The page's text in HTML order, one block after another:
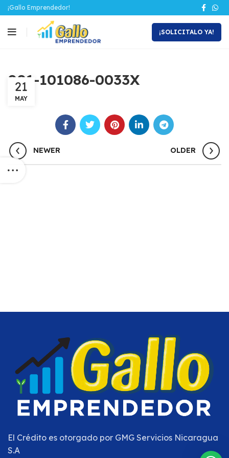
¡Gallo Emprendedor!
¡SOLICITALO YA!
001-101086-0033X
21
MAY
NEWER OLDER
El Crédito es otorgado por GMG Servicios Nicaragua
S.A